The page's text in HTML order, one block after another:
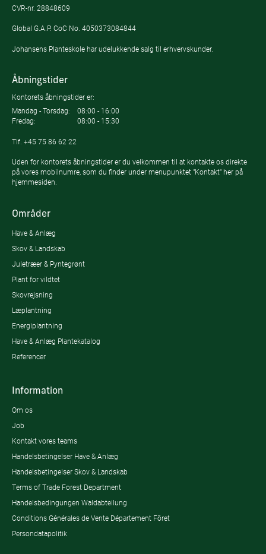
CVR-nr. 28848609
Global G.A.P. CoC No. 4050373084844
Johansens Planteskole har udelukkende salg til erhvervskunder.
Åbningstider
Kontorets åbningstider er:
Mandag - Torsdag:
08:00 - 16:00
Fredag:
08:00 - 15:30
Tlf. +45 75 86 62 22
Uden for kontorets åbningstider er du velkommen til at kontakte os direkte
på vores mobilnumre, som du finder under menupunktet "Kontakt" her på
hjemmesiden.
Områder
Have & Anlæg
Skov & Landskab
Juletræer & Pyntegrønt
Plant for vildtet
Skovrejsning
Læplantning
Energiplantning
Have & Anlæg Plantekatalog
Referencer
Information
Om os
Job
Kontakt vores teams
Handelsbetingelser Have & Anlæg
Handelsbetingelser Skov & Landskab
Terms of Trade Forest Department
Handelsbedingungen Waldabteilung
Conditions Générales de Vente Département Fôret
Persondatapolitik